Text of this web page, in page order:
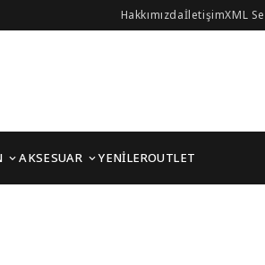
HakkımızdaİletişimXML
AKSESUAR YENİLEROUTLET
Kolye